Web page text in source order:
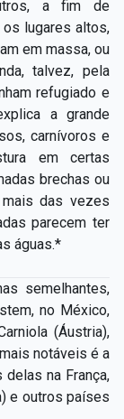
a fim de
os lugares altos,
em massa, ou
talvez, pela
refugiado e
a grande
carnívoros e
em certas
brechas ou
das vezes
parecem ter
águas.*
semelhantes,
no México,
(Áustria),
notáveis é a
delas na França,
e outros países